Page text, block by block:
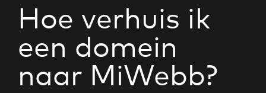
Hoe verhuis ik
een domein
naar MiWebb?